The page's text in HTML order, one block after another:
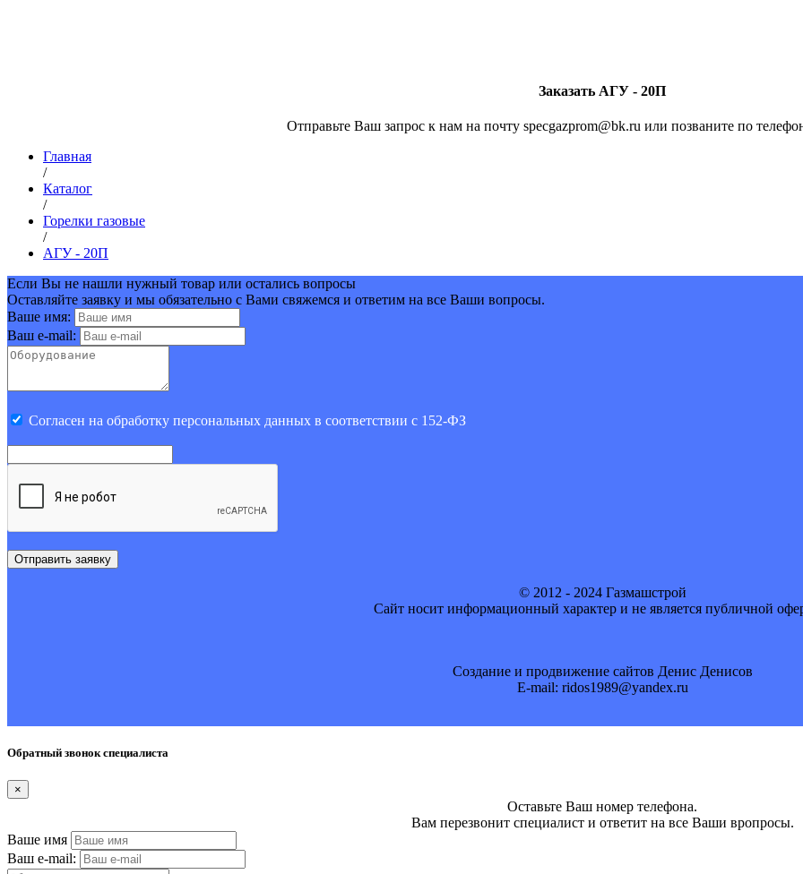
Заказать АГУ - 20П
Отправьте Ваш запрос к нам на почту specgazprom@bk.ru или позваните по
Главная
/
Каталог
/
Горелки газовые
/
АГУ - 20П
Если Вы не нашли нужный товар или остались вопросы
Оставляйте заявку и мы обязательно с Вами свяжемся и ответим на все Ваши вопросы.
Ваше имя:
Ваш e-mail:
Cогласен на обработку персональных данных в соответствии с 152-ФЗ
Отправить заявку
© 2012 - 2024 Газмашстрой
Cайт носит информационный характер и не является публичной
Создание и продвижение сайтов Денис Денисов
E-mail: ridos1989@yandex.ru
Обратный звонок специалиста
×
Оставьте Ваш номер телефона.
Вам перезвонит специалист и ответит на все Ваши вропросы.
Ваше имя
Ваш e-mail: